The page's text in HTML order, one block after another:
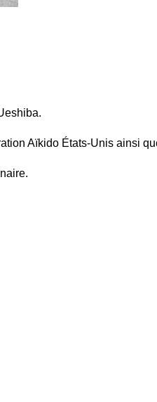
Aïkido États-Unis ainsi